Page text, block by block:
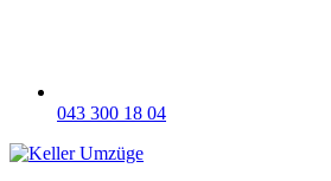
043 300 18 04